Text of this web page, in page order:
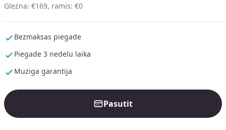
Glezna: €169, ramis: €0
Bezmaksas piegade
Piegade 3 nedelu laika
Muziga garantija
Pasutit